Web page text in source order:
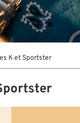
K et Sportster